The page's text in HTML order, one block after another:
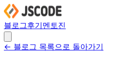
블로그후기멘토진
← 블로그 목록으로 돌아가기